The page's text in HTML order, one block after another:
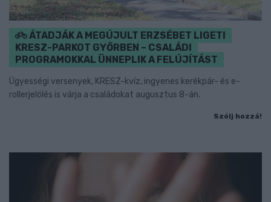
ÁTADJÁK A MEGÚJULT ERZSÉBET LIGETI
KRESZ-PARKOT GYŐRBEN – CSALÁDI
PROGRAMOKKAL ÜNNEPLIK A FELÚJÍTÁST
Ügyességi versenyek, KRESZ-kvíz, ingyenes kerékpár- és e-
rollerjelölés is várja a családokat augusztus 8-án.
Szólj hozzá!